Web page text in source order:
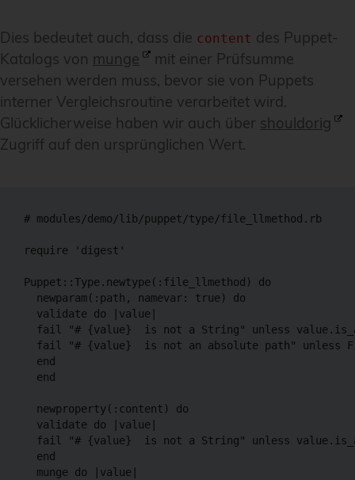
Dies bedeutet auch, dass die content des Puppet-
Katalogs von munge
mit einer Prüfsumme
versehen werden muss, bevor sie von Puppets
interner Vergleichsroutine verarbeitet wird.
Glücklicherweise haben wir auch über shouldorig
Zugriff auf den ursprünglichen Wert.
# modules/demo/lib/puppet/type/file_llmethod.rb
require 'digest'
Puppet::Type.newtype(:file_llmethod) do
  newparam(:path, namevar: true) do
  validate do |value|
fail "# {value}  is not a String" unless
fail "# {value}  is not an absolute path" unless
  end
  end
  newproperty(:content) do
  validate do |value|
fail "# {value}  is not a String" unless
  end
  munge do |value|